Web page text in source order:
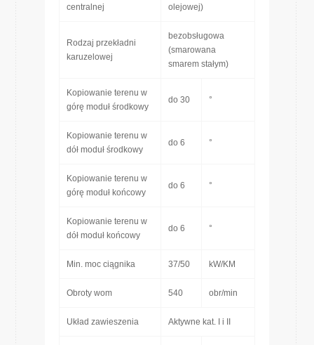
centralnej olejowej)
Rodzaj przekładni
karuzelowej
bezobsługowa
(smarowana
smarem stałym)
Kopiowanie terenu w
górę moduł środkowy
do 30 °
Kopiowanie terenu w
dół moduł środkowy
do 6 °
Kopiowanie terenu w
górę moduł końcowy
do 6 °
Kopiowanie terenu w
dół moduł końcowy
do 6 °
Min. moc ciągnika 37/50 kW/KM
Obroty wom 540 obr/min
Układ zawieszenia Aktywne kat. I i II